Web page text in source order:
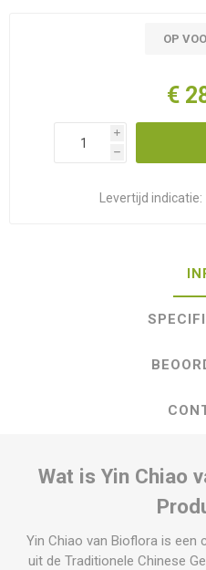
OP
€
i
h
Levertijd indicatie:
Wat is Yin Chiao
Yin Chiao van Bioflora is een
uit de Traditionele Chinese